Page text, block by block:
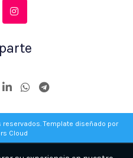
Template diseñado por
Cloud